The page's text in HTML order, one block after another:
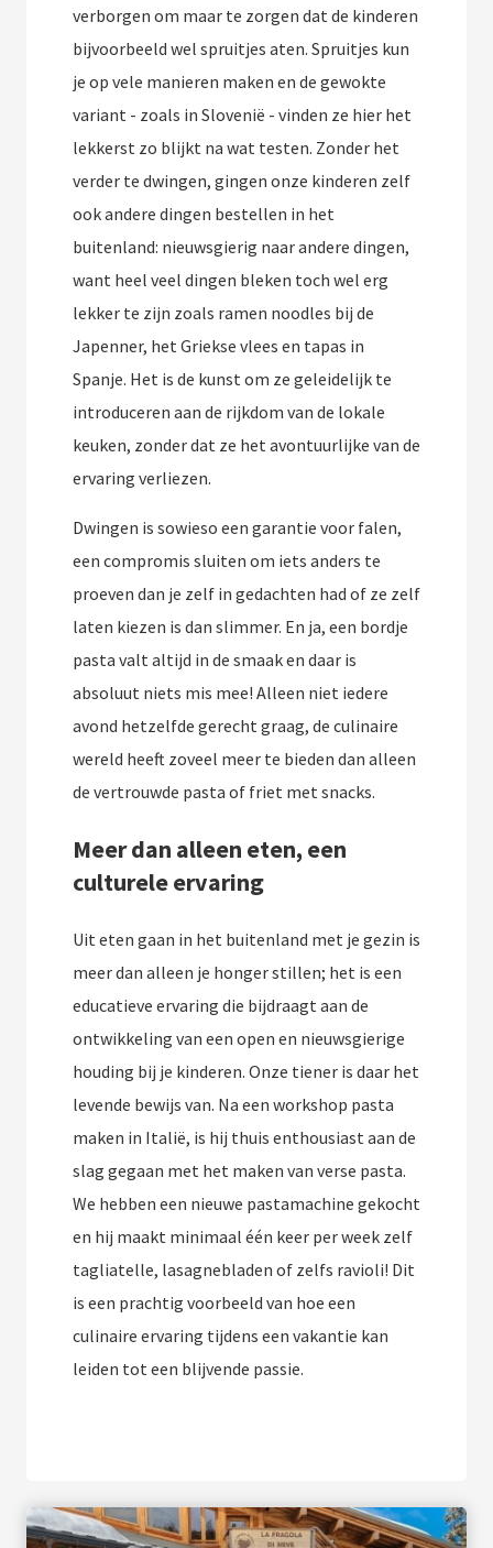
verborgen om maar te zorgen dat de kinderen
bijvoorbeeld wel spruitjes aten. Spruitjes kun
je op vele manieren maken en de gewokte
variant - zoals in Slovenië - vinden ze hier het
lekkerst zo blijkt na wat testen. Zonder het
verder te dwingen, gingen onze kinderen zelf
ook andere dingen bestellen in het
buitenland: nieuwsgierig naar andere dingen,
want heel veel dingen bleken toch wel erg
lekker te zijn zoals ramen noodles bij de
Japenner, het Griekse vlees en tapas in
Spanje. Het is de kunst om ze geleidelijk te
introduceren aan de rijkdom van de lokale
keuken, zonder dat ze het avontuurlijke van de
ervaring verliezen.
Dwingen is sowieso een garantie voor falen,
een compromis sluiten om iets anders te
proeven dan je zelf in gedachten had of ze zelf
laten kiezen is dan slimmer. En ja, een bordje
pasta valt altijd in de smaak en daar is
absoluut niets mis mee! Alleen niet iedere
avond hetzelfde gerecht graag, de culinaire
wereld heeft zoveel meer te bieden dan alleen
de vertrouwde pasta of friet met snacks.
Meer dan alleen eten, een
culturele ervaring
Uit eten gaan in het buitenland met je gezin is
meer dan alleen je honger stillen; het is een
educatieve ervaring die bijdraagt aan de
ontwikkeling van een open en nieuwsgierige
houding bij je kinderen. Onze tiener is daar het
levende bewijs van. Na een workshop pasta
maken in Italië, is hij thuis enthousiast aan de
slag gegaan met het maken van verse pasta.
We hebben een nieuwe pastamachine gekocht
en hij maakt minimaal één keer per week zelf
tagliatelle, lasagnebladen of zelfs ravioli! Dit
is een prachtig voorbeeld van hoe een
culinaire ervaring tijdens een vakantie kan
leiden tot een blijvende passie.